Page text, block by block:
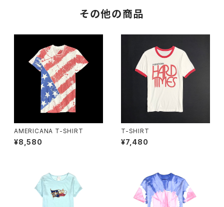
その他の商品
AMERICANA T-SHIRT
¥8,580
T-SHIRT
¥7,480